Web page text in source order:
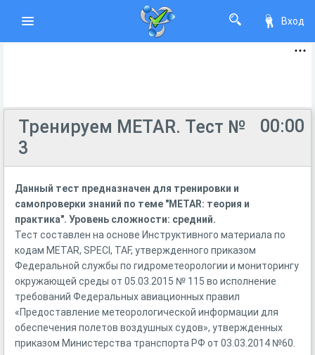
Вход
00:00
Тренируем METAR. Тест №
3
Данный тест предназначен для тренировки и
самопроверки знаний по теме "METAR: теория и
практика". Уровень сложности: средний.
Тест составлен на основе Инструктивного материала по
кодам METAR, SPECI, TAF, утвержденного приказом
Федеральной службы по гидрометеорологии и мониторингу
окружающей среды от 05.03.2015 № 115 во исполнение
требований Федеральных авиационных правил
«Предоставление метеорологической информации для
обеспечения полетов воздушных судов», утвержденных
приказом Министерства транспорта РФ от 03.03.2014 №60.